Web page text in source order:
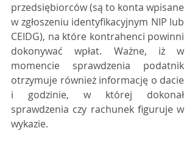
przedsiębiorców (są to konta wpisane
w zgłoszeniu identyfikacyjnym NIP lub
CEIDG), na które kontrahenci powinni
dokonywać wpłat. Ważne, iż w
momencie sprawdzenia podatnik
otrzymuje również informację o dacie
i godzinie, w której dokonał
sprawdzenia czy rachunek figuruje w
wykazie.